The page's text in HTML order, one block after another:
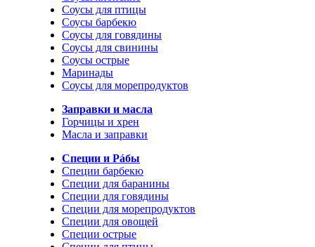
Соусы для птицы
Соусы барбекю
Соусы для говядины
Соусы для свинины
Соусы острые
Маринады
Соусы для морепродуктов
Заправки и масла
Горчицы и хрен
Масла и заправки
Специи и Рáбы
Специи барбекю
Специи для баранины
Специи для говядины
Специи для морепродуктов
Специи для овощей
Специи острые